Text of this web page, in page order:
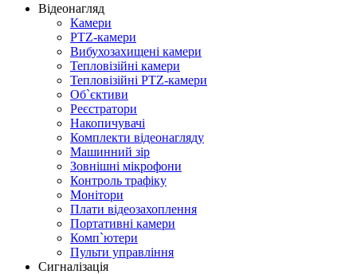
Відеонагляд
Камери
PTZ-камери
Вибухозахищені камери
Тепловізійні камери
Тепловізійні PTZ-камери
Об`єктиви
Реєстратори
Накопичувачі
Комплекти відеонагляду
Машинний зір
Зовнішні мікрофони
Контроль трафіку
Монітори
Плати відеозахоплення
Портативні камери
Комп`ютери
Пульти управління
Сигналізація